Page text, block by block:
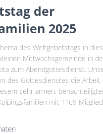
der
2025
des Weltgebetstags in
Mittwochsgemeinde in
zum Abendgottesdienst.
des Gottesdienstes die Arbeit
sehr armen,
mit 1169